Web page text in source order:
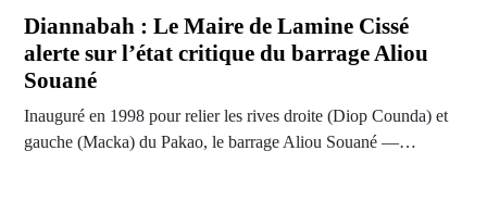
Diannabah : Le Maire de Lamine Cissé
alerte sur l’état critique du barrage Aliou
Souané
Inauguré en 1998 pour relier les rives droite (Diop Counda) et
gauche (Macka) du Pakao, le barrage Aliou Souané —…